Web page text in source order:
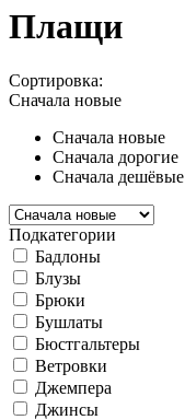
Плащи
Сортировка:
Сначала новые
Сначала новые
Сначала дорогие
Сначала дешёвые
Подкатегории
Бадлоны
Блузы
Брюки
Бушлаты
Бюстгальтеры
Ветровки
Джемпера
Джинсы